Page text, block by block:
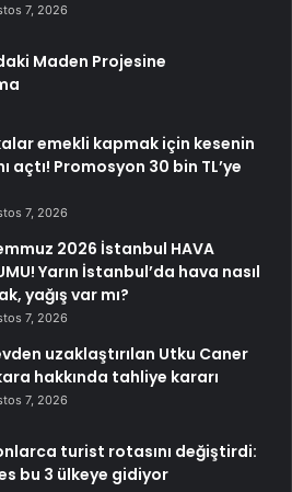
7, 2026
Maden Projesine
emekli kapmak için kesenin
açtı! Promosyon 30 bin TL’ye
7, 2026
2026 İstanbul HAVA
Yarın İstanbul’da hava nasıl
yağış var mı?
7, 2026
uzaklaştırılan Utku Caner
hakkında tahliye kararı
7, 2026
turist rotasını değiştirdi:
bu 3 ülkeye gidiyor